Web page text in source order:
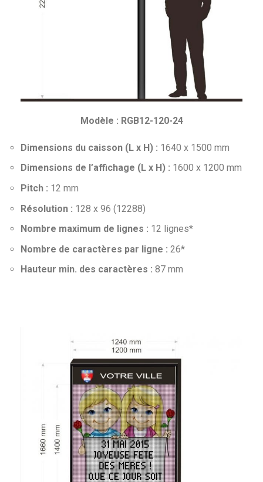
Modèle : RGB12-120-24
Dimensions du caisson (L x H) : 1640 x 1500 mm
Dimensions de l’affichage (L x H) : 1600 x 1200 mm
Pitch : 12 mm
Résolution : 128 x 96 (12288)
Nombre maximum de lignes : 12 lignes*
Nombre de caractères par ligne : 26*
Hauteur min. des caractères : 87 mm